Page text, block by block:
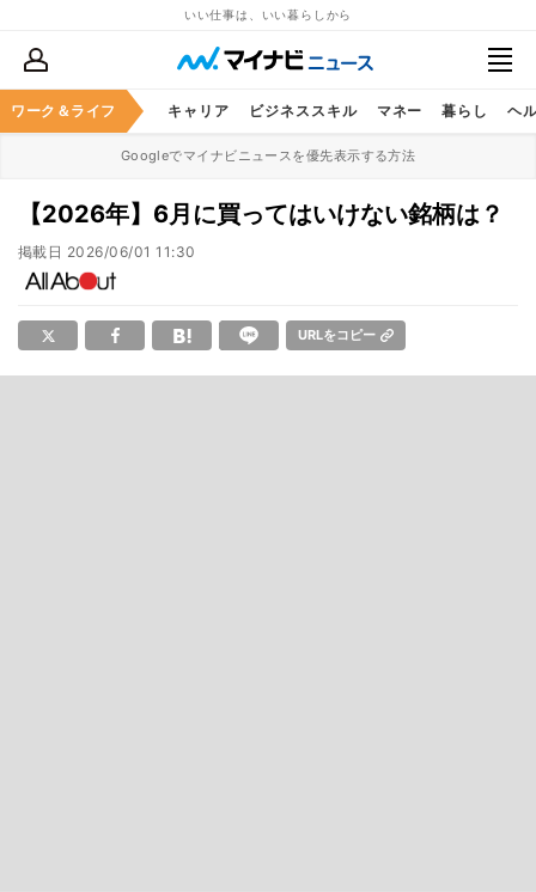
いい仕事は、いい暮らしから
ワーク＆ライフ キャリア ビジネススキル マネー 暮らし ヘ
Googleでマイナビニュースを優先表示する方法
【2026年】6月に買ってはいけない銘柄は？
掲載日 2026/06/01 11:30
URLをコピー